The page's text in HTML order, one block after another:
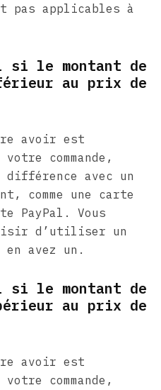
pas applicables à
si le montant de
au prix de
avoir est
commande,
différence avec un
comme une carte
PayPal. Vous
d’utiliser un
avez un.
si le montant de
au prix de
avoir est
commande,